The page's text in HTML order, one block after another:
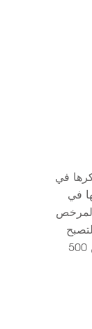
في
في
مليار ونصف مليار ليرة لبنانية بدلا من 500